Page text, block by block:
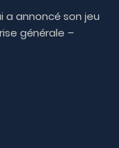
a annoncé son jeu
générale –